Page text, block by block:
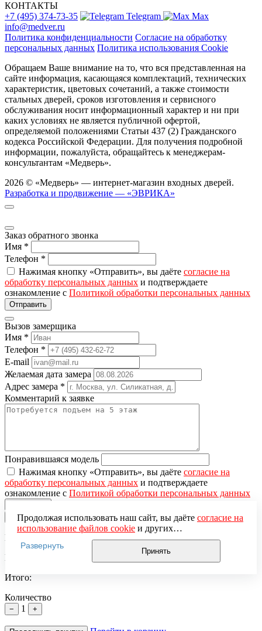
КОНТАКТЫ
+7 (495) 374-73-35
Telegram
Max
info@medver.ru
Политика конфиденциальности Согласие на обработку
персональных данных Политика использования Cookie
Обращаем Ваше внимание на то, что вся представленная на
сайте информация, касающаяся комплектаций, технических
характеристик, цветовых сочетаний, а также стоимости
стальных дверей, сроков изготовления и сервисного
обслуживания носит информационный характер и ни при
каких условиях не является публичной офертой,
определяемой положениями Статьи 437 (2) Гражданского
кодекса Российской Федерации. Для получения подробной
информации, пожалуйста, обращайтесь к менеджерам-
консультантам «Медверь».
2026 © «Медверь» — интернет-магазин входных дверей.
Разработка и продвижение — «ЭВРИКА»
Заказ обратного звонка
Имя *
Телефон *
Нажимая кнопку «Отправить», вы даёте согласие на
обработку персональных данных и подтверждаете
ознакомление с Политикой обработки персональных данных
Вызов замерщика
Имя *
Телефон *
E-mail
Желаемая дата замера
Адрес замера *
Комментарий к заявке
Понравившаяся модель
Нажимая кнопку «Отправить», вы даёте согласие на
обработку персональных данных и подтверждаете
ознакомление с Политикой обработки персональных данных
Продолжая использовать наш сайт, вы даёте согласие на
использование файлов cookieи других
пользовательских данных (включая IP-адрес, сведения о
местоположении, устройстве, действиях на сайте и т. п.)
для функционирования сайта, проведения
использования систем аналитики (например,
Если вы не хотите, чтобы ваши данные обрабатывались,
Развернуть
Принять
Вы добавили в корзину
Цена за единицу:
Итого:
Количество
− 1 +